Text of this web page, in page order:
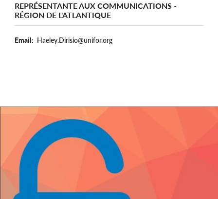
REPRÉSENTANTE AUX COMMUNICATIONS -
RÉGION DE L'ATLANTIQUE
Email Haeley.Dirisio@unifor.org